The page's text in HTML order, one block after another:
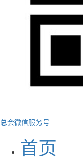
总会微信服务号
首页